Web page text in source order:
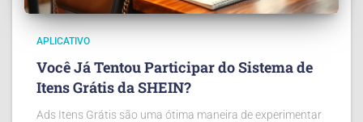
APLICATIVO
Você Já Tentou Participar do Sistema de
Itens Grátis da SHEIN?
Ads Itens Grátis são uma ótima maneira de experimentar